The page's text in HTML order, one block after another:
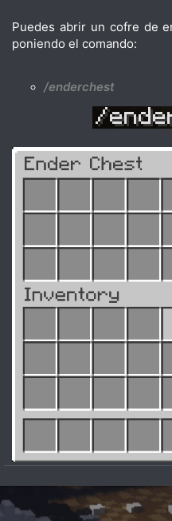
Puedes abrir un cofre de
poniendo el comando:
/enderchest